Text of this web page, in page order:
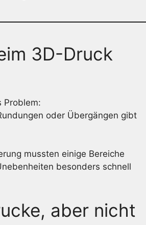
3D-Druck
Problem:
oder Übergängen gibt
mussten einige Bereiche
besonders schnell
aber nicht